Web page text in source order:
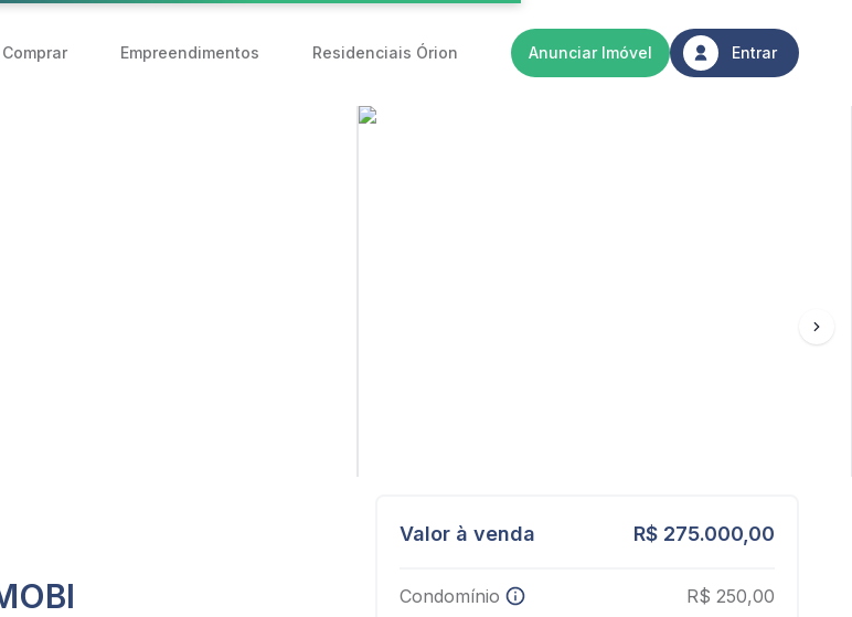
Comprar Empreendimentos Residenciais Órion Anunciar Imóvel Entrar
Valor à venda R$ 275.000,00
Condomínio
R$ 250,00